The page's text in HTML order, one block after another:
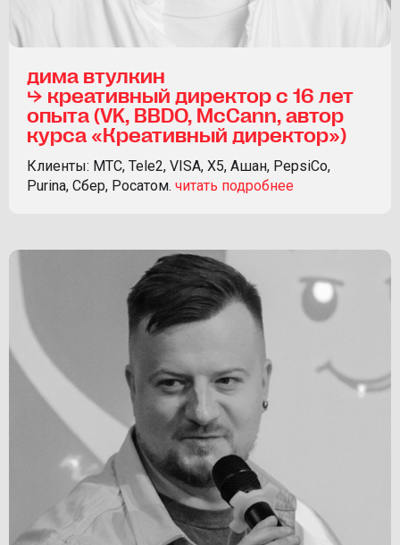
дима втулкин
⮡ креативный директор с 16 лет
опыта (VK, BBDO, McCann, автор
курса «Креативный директор»)
Клиенты: МТС, Tele2, VISA, X5, Ашан, PepsiCo,
Purina, Сбер, Росатом.